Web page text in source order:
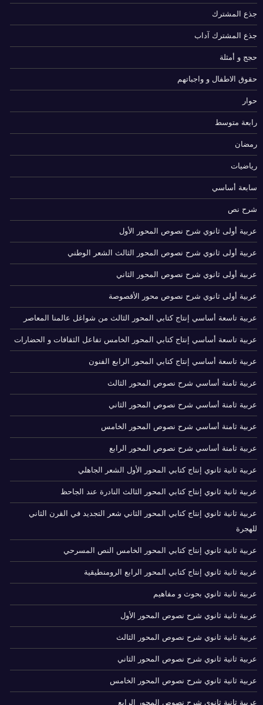
جذع المشترك
جذع المشترك آداب
حجج و أمثلة
حقوق الاطفال و واجباتهم
حوار
رابعة متوسط
رمضان
رياضيات
سابعة أساسي
شرح نص
عربية أولى ثانوي شرح نصوص المحور الأول
عربية أولى ثانوي شرح نصوص المحور الثالث الشعر الوطني
عربية أولى ثانوي شرح نصوص المحور الثاني
عربية أولى ثانوي شرح نصوص محور الأقصوصة
عربية تاسعة أساسي إنتاج كتابي المحور الثالث من شواغل عالمنا المعاصر
عربية تاسعة أساسي إنتاج كتابي المحور الخامس تفاعل الثقافات و الحضارات
عربية تاسعة أساسي إنتاج كتابي المحور الرابع الفنون
عربية ثامنة أساسي شرح نصوص المحور الثالث
عربية ثامنة أساسي شرح نصوص المحور الثاني
عربية ثامنة أساسي شرح نصوص المحور الخامس
عربية ثامنة أساسي شرح نصوص المحور الرابع
عربية ثانية ثانوي إنتاج كتابي المحور الأول الشعر الجاهلي
عربية ثانية ثانوي إنتاج كتابي المحور الثالث النادرة عند الجاحظ
عربية ثانية ثانوي إنتاج كتابي المحور الثاني شعر التجديد في القرن الثاني
للهجرة
عربية ثانية ثانوي إنتاج كتابي المحور الخامس النص المسرحي
عربية ثانية ثانوي إنتاج كتابي المحور الرابع الرومنطيقية
عربية ثانية ثانوي بحوث و مفاهيم
عربية ثانية ثانوي شرح نصوص المحور الأول
عربية ثانية ثانوي شرح نصوص المحور الثالث
عربية ثانية ثانوي شرح نصوص المحور الثاني
عربية ثانية ثانوي شرح نصوص المحور الخامس
عربية ثانية ثانوي شرح نصوص المحور الرابع